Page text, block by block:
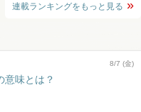
連載ランキングをもっと見る
8/7 (金)
意味とは？